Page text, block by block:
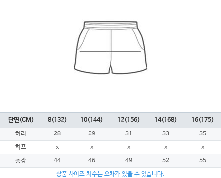
단면(CM) 8(132) 10(144) 12(156) 14(168)
16(175)
허리
28 29 31 33
35
히프
x x x x
x
총장
44 46 49 52
55
상품 사이즈 치수는 오차가 있을 수 있습니다.